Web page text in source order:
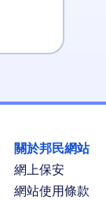
關於邦民網站
網上保安
網站使用條款